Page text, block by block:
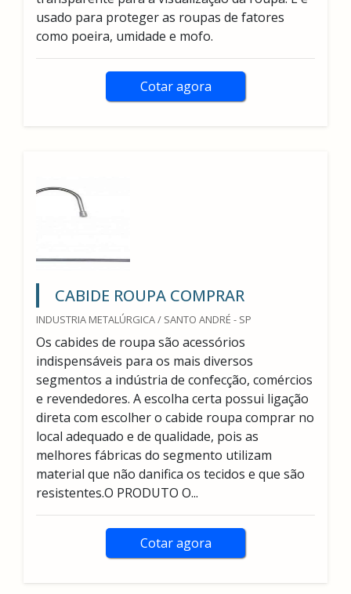
usado para proteger as roupas de fatores
como poeira, umidade e mofo.
Cotar agora
CABIDE ROUPA COMPRAR
INDUSTRIA METALÚRGICA / SANTO ANDRÉ - SP
Os cabides de roupa são acessórios
indispensáveis para os mais diversos
segmentos a indústria de confecção, comércios
e revendedores. A escolha certa possui ligação
direta com escolher o cabide roupa comprar no
local adequado e de qualidade, pois as
melhores fábricas do segmento utilizam
material que não danifica os tecidos e que são
resistentes.O PRODUTO O...
Cotar agora